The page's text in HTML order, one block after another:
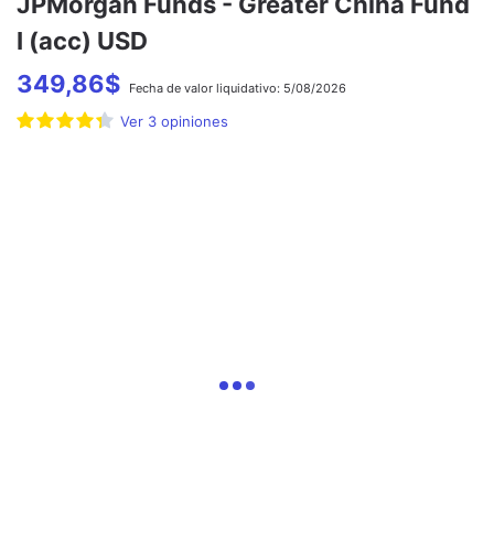
I (acc) USD
349,86$ Fecha de valor liquidativo: 5/08/2026
Ver 3 opiniones